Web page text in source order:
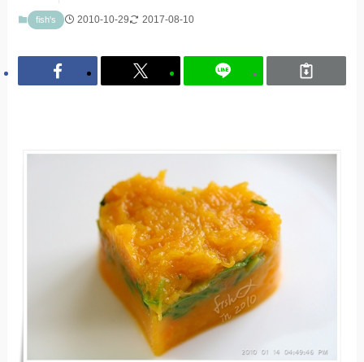
fish's 2010-10-29 2017-08-10